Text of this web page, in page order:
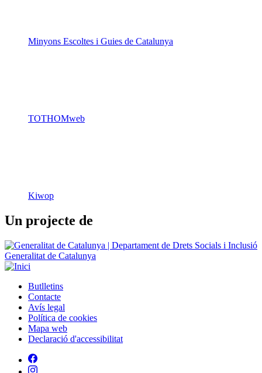
Minyons Escoltes i Guies de Catalunya
TOTHOMweb
Kiwop
Un projecte de
Generalitat de Catalunya
Peu
Butlletins
Contacte
Avís legal
Política de cookies
Mapa web
Declaració d'accessibilitat